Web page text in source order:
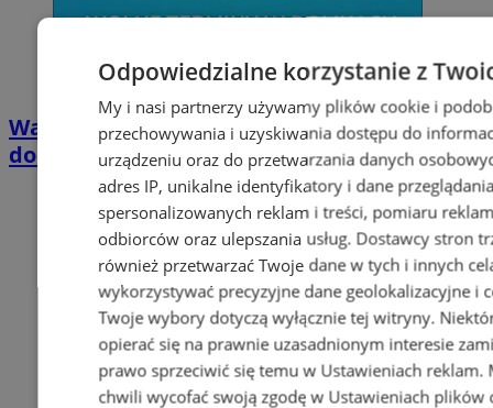
Wakacyjny wypoczynek nad Bałtykiem w
domkach Szmaragdowe Morze
Odpowiedzialne korzystanie z
My i nasi partnerzy używamy plików cookie i
przechowywania i uzyskiwania dostępu do
urządzeniu oraz do przetwarzania danych
adres IP, unikalne identyfikatory i dane
spersonalizowanych reklam i treści, pomiaru
odbiorców oraz ulepszania usług. Dostawcy stron
również przetwarzać Twoje dane w tych i innych
wykorzystywać precyzyjne dane geolokalizacyjne i
Twoje wybory dotyczą wyłącznie tej witryny.
opierać się na prawnie uzasadnionym interesie
prawo sprzeciwić się temu w Ustawieniach reklam.
chwili wycofać swoją zgodę w Ustawieniach plików